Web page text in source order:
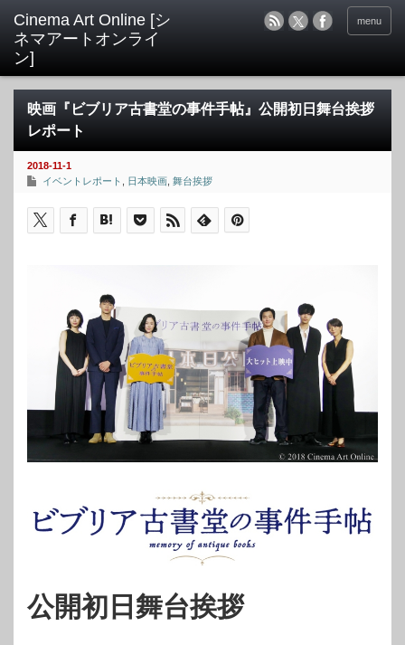
menu
映画『ビブリア古書堂の事件手帖』公開初日舞台挨拶
レポート
2018-11-1
イベントレポート
日本映画 舞台挨拶
公開初日舞台挨拶